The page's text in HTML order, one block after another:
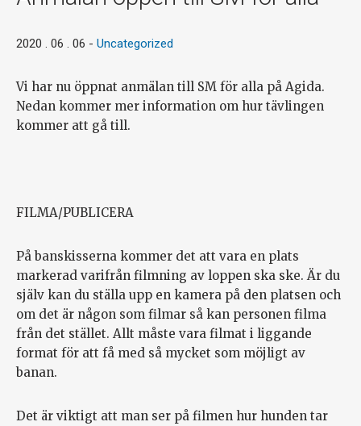
2020 . 06 . 06 - Uncategorized
Vi har nu öppnat anmälan till SM för alla på Agida.
Nedan kommer mer information om hur tävlingen
kommer att gå till.
FILMA/PUBLICERA
På banskisserna kommer det att vara en plats
markerad varifrån filmning av loppen ska ske. Är du
själv kan du ställa upp en kamera på den platsen och
om det är någon som filmar så kan personen filma
från det stället. Allt måste vara filmat i liggande
format för att få med så mycket som möjligt av
banan.
Det är viktigt att man ser på filmen hur hunden tar